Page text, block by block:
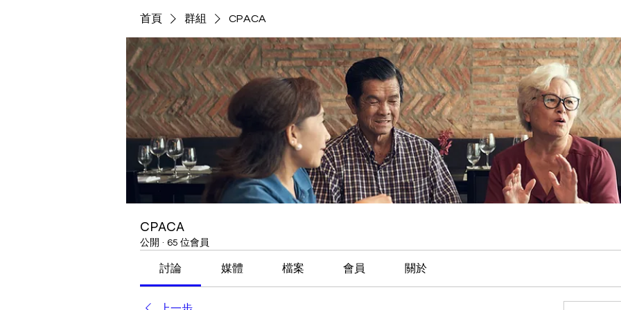
首頁 群組 CPACA
CPACA
公開 · 65 位會員
討論 媒體 檔案 會員 關於